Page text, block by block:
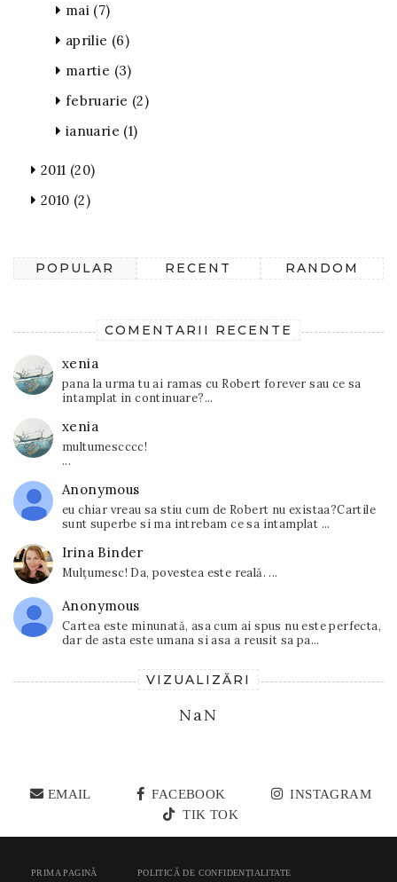
mai (7)
aprilie (6)
martie (3)
februarie (2)
ianuarie (1)
2011 (20)
2010 (2)
POPULAR RECENT RANDOM
COMENTARII RECENTE
xenia
pana la urma tu ai ramas cu Robert forever sau ce sa
intamplat in continuare?...
xenia
multumescccc!
...
Anonymous
eu chiar vreau sa stiu cum de Robert nu existaa?Cartile
sunt superbe si ma intrebam ce sa intamplat ...
Irina Binder
Mulțumesc! Da, povestea este reală. ...
Anonymous
Cartea este minunată, asa cum ai spus nu este perfecta,
dar de asta este umana si asa a reusit sa pa...
VIZUALIZĂRI
NaN
EMAIL FACEBOOK
INSTAGRAM
TIK TOK
PRIMA PAGINĂ POLITICĂ DE CONFIDENȚIALITATE